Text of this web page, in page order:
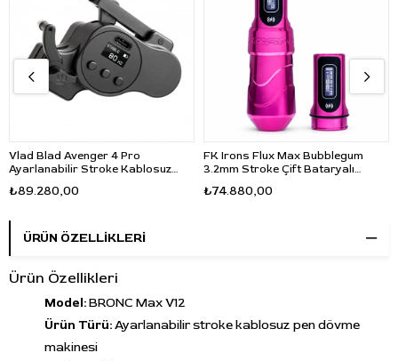
Vlad Blad Avenger 4 Pro
Ayarlanabilir Stroke Kablosuz
Grip - Siyah
₺89.280,00
FK Irons Flux Max Bubblegum
3.2mm Stroke Çift Bataryalı
Pembe
₺74.880,00
ÜRÜN ÖZELLIKLERI
Ürün Özellikleri
Model:BRONC Max V12
Ürün Türü:Ayarlanabilir stroke kablosuz pen dövme
makinesi